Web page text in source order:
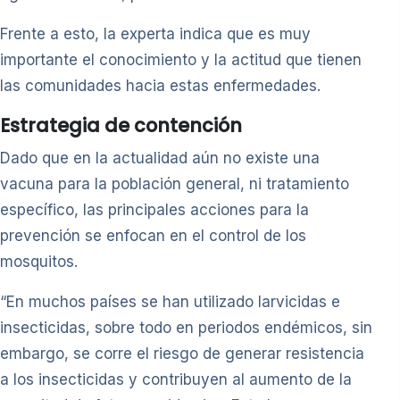
Frente a esto, la experta indica que es muy
importante el conocimiento y la actitud que tienen
las comunidades hacia estas enfermedades.
Estrategia de contención
Dado que en la actualidad aún no existe una
vacuna para la población general, ni tratamiento
específico, las principales acciones para la
prevención se enfocan en el control de los
mosquitos.
“En muchos países se han utilizado larvicidas e
insecticidas, sobre todo en periodos endémicos, sin
embargo, se corre el riesgo de generar resistencia
a los insecticidas y contribuyen al aumento de la